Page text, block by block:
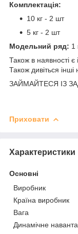
Комплектація:
10 кг - 2 шт
5 кг - 2 шт
Модельний ряд: 1
Також в наявності є
Також дивіться інші
ЗАЙМАЙТЕСЯ ІЗ
Приховати
Характеристики
Основні
Виробник
Країна виробник
Вага
Динамічне